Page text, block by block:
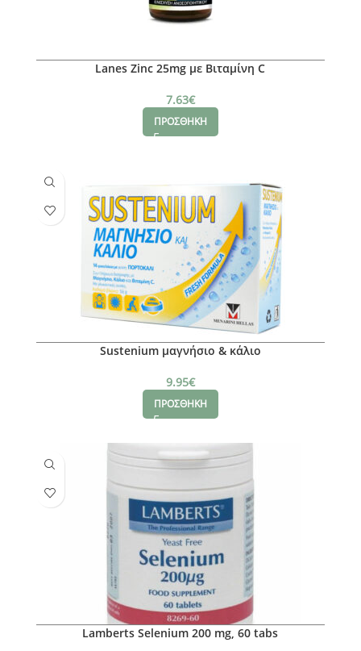
Lanes Zinc 25mg με Βιταμίνη C
7.63€
ΠΡΟΣΘΗΚΗ
Sustenium μαγνήσιο & κάλιο
9.95€
ΠΡΟΣΘΗΚΗ
Lamberts Selenium 200 mg, 60 tabs